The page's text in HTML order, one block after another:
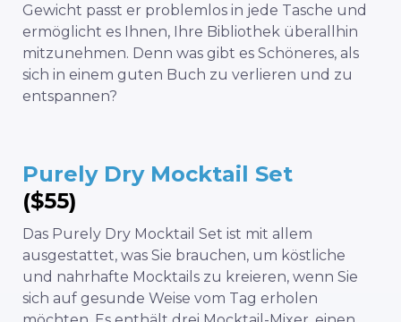
Gewicht passt er problemlos in jede Tasche und
ermöglicht es Ihnen, Ihre Bibliothek überallhin
mitzunehmen. Denn was gibt es Schöneres, als
sich in einem guten Buch zu verlieren und zu
entspannen?
Purely Dry Mocktail Set
($55)
Das Purely Dry Mocktail Set ist mit allem
ausgestattet, was Sie brauchen, um köstliche
und nahrhafte Mocktails zu kreieren, wenn Sie
sich auf gesunde Weise vom Tag erholen